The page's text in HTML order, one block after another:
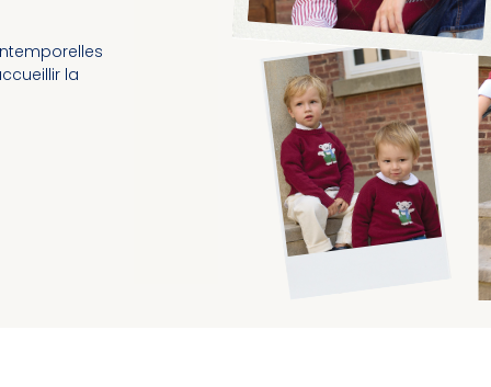
la